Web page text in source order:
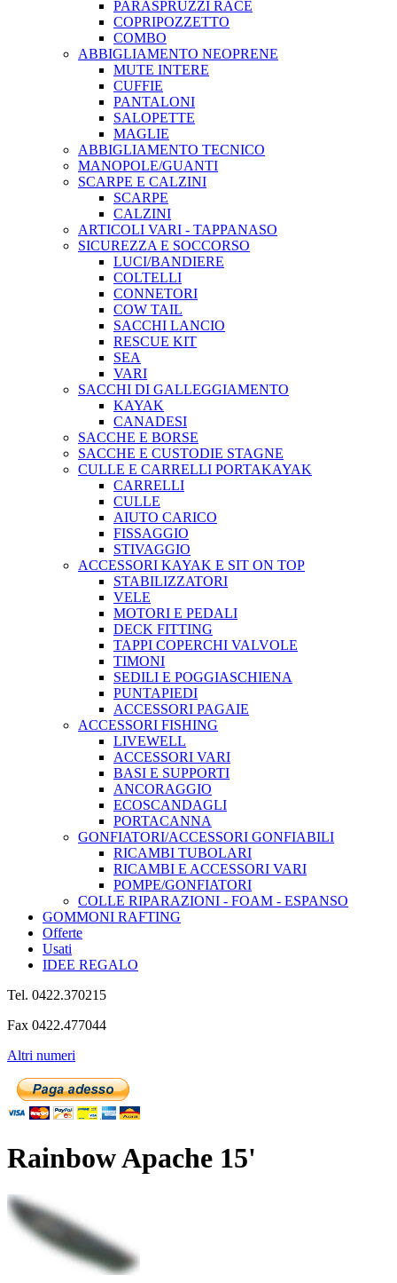
PARASPRUZZI RACE
COPRIPOZZETTO
COMBO
ABBIGLIAMENTO NEOPRENE
MUTE INTERE
CUFFIE
PANTALONI
SALOPETTE
MAGLIE
ABBIGLIAMENTO TECNICO
MANOPOLE/GUANTI
SCARPE E CALZINI
SCARPE
CALZINI
ARTICOLI VARI - TAPPANASO
SICUREZZA E SOCCORSO
LUCI/BANDIERE
COLTELLI
CONNETORI
COW TAIL
SACCHI LANCIO
RESCUE KIT
SEA
VARI
SACCHI DI GALLEGGIAMENTO
KAYAK
CANADESI
SACCHE E BORSE
SACCHE E CUSTODIE STAGNE
CULLE E CARRELLI PORTAKAYAK
CARRELLI
CULLE
AIUTO CARICO
FISSAGGIO
STIVAGGIO
ACCESSORI KAYAK E SIT ON TOP
STABILIZZATORI
VELE
MOTORI E PEDALI
DECK FITTING
TAPPI COPERCHI VALVOLE
TIMONI
SEDILI E POGGIASCHIENA
PUNTAPIEDI
ACCESSORI PAGAIE
ACCESSORI FISHING
LIVEWELL
ACCESSORI VARI
BASI E SUPPORTI
ANCORAGGIO
ECOSCANDAGLI
PORTACANNA
GONFIATORI/ACCESSORI GONFIABILI
RICAMBI TUBOLARI
RICAMBI E ACCESSORI VARI
POMPE/GONFIATORI
COLLE RIPARAZIONI - FOAM - ESPANSO
GOMMONI RAFTING
Offerte
Usati
IDEE REGALO
Tel. 0422.370215
Fax 0422.477044
Altri numeri
Rainbow Apache 15'